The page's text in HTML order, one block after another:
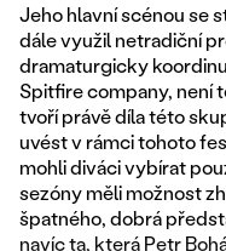
Jeho hlavní scénou se
dále využil netradiční
dramaturgicky
Spitfire company, není
tvoří právě díla této
uvést v rámci tohoto
mohli diváci vybírat
sezóny měli možnost
špatného, dobrá
navíc ta, která Petr